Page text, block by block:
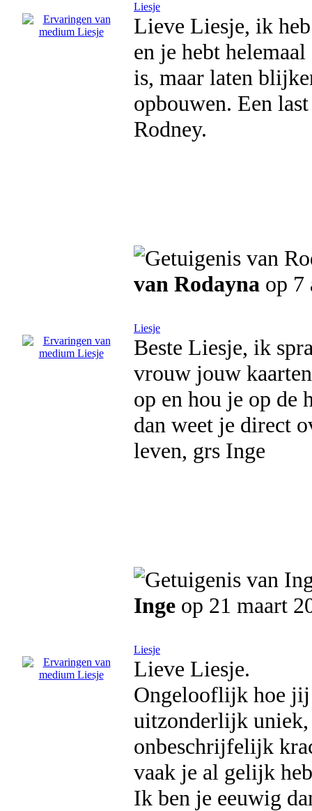
Liesje
Lieve Liesje, ik
en je hebt
is, maar laten
opbouwen. Een
Rodney.
van Rodayna op 7
Liesje
Beste Liesje, ik
vrouw jouw
op en hou je op de
dan weet je direct
leven, grs Inge
Inge op 21 maart
Liesje
Lieve Liesje.
Ongelooflijk hoe jij
uitzonderlijk
onbeschrijfelijk
vaak je al gelijk
Ik ben je eeuwig